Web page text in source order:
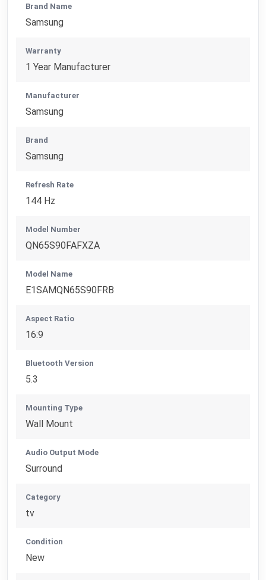
Brand Name
Samsung
Warranty
1 Year Manufacturer
Manufacturer
Samsung
Brand
Samsung
Refresh Rate
144 Hz
Model Number
QN65S90FAFXZA
Model Name
E1SAMQN65S90FRB
Aspect Ratio
16:9
Bluetooth Version
5.3
Mounting Type
Wall Mount
Audio Output Mode
Surround
Category
tv
Condition
New